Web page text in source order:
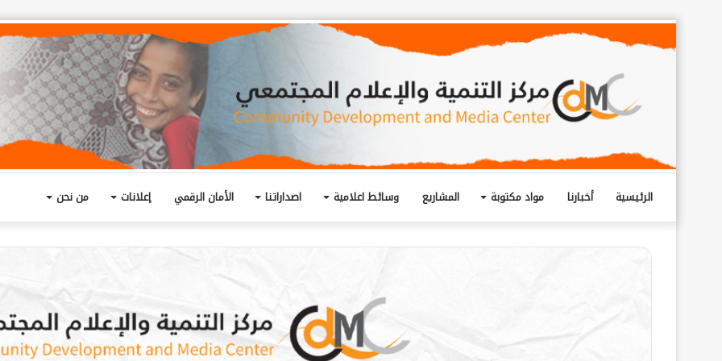
الرئيسية أخبارنا مواد مكتوبة المشاريع وسائط اعلامية اصداراتنا الأمان الرقمي إعلانات من نحن